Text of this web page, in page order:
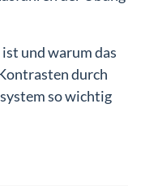
und warum das
durch
so wichtig